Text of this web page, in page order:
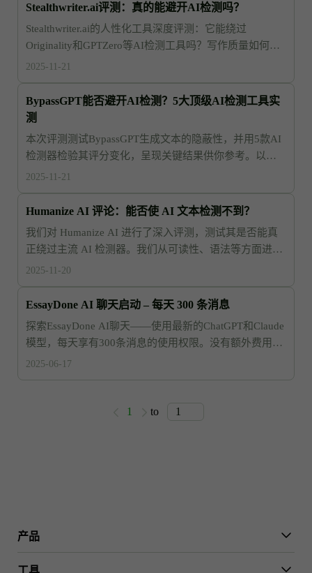
Stealthwriter.ai评测：真的能避开AI检测吗？
Stealthwriter.ai的人性化工具深度评测：它能绕过
Originality和GPTZero等AI检测工具吗？写作质量如何？
详细报告揭晓答案！
2025-11-21
BypassGPT能否避开AI检测？5大顶级AI检测工具实
测
本次评测测试BypassGPT生成文本的隐蔽性，并用5款AI
检测器检验其评分变化，呈现关键结果供你参考。以便
更好评估其实际表现与适用价值。更全面详解。
2025-11-21
Humanize AI 评论：能否使 AI 文本检测不到？
我们对 Humanize AI 进行了深入评测，测试其是否能真
正绕过主流 AI 检测器。我们从可读性、语法等方面进行
评估，为您提供清晰见解。
2025-11-20
EssayDone AI 聊天启动 – 每天 300 条消息
探索EssayDone AI聊天——使用最新的ChatGPT和Claude
模型，每天享有300条消息的使用权限。没有额外费用就
能体验高质量的回复！
2025-06-17
1 to
产品
工具